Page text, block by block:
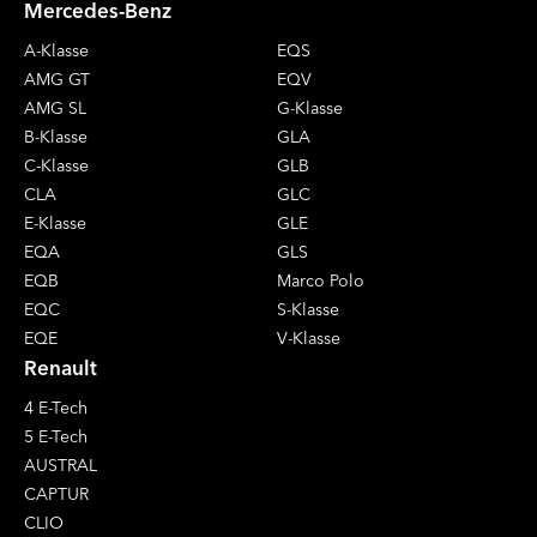
Mercedes-Benz
A-Klasse
AMG GT
AMG SL
B-Klasse
C-Klasse
CLA
E-Klasse
EQA
EQB
EQC
EQE
EQS
EQV
G-Klasse
GLA
GLB
GLC
GLE
GLS
Marco Polo
S-Klasse
V-Klasse
Renault
4 E-Tech
5 E-Tech
AUSTRAL
CAPTUR
CLIO